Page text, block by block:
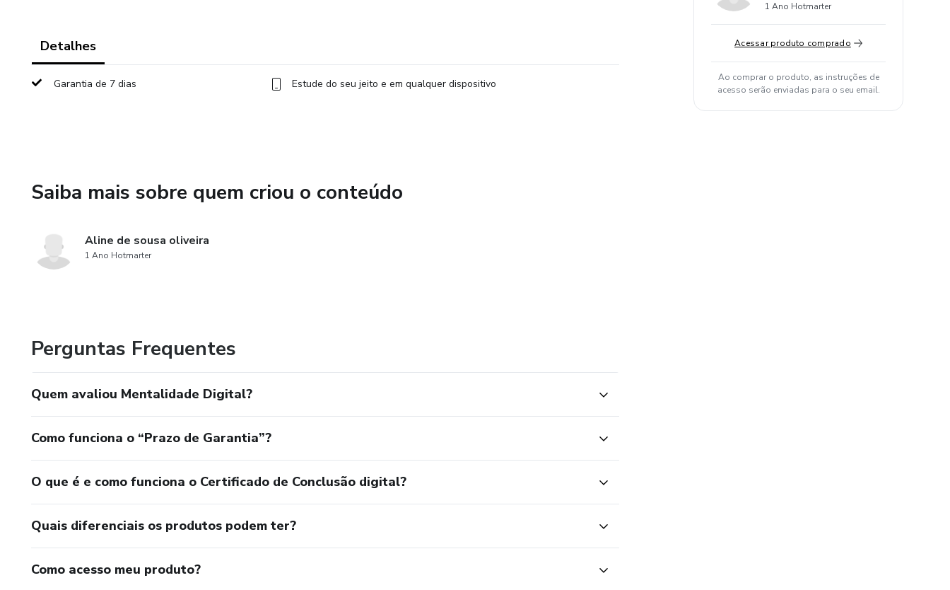
Detalhes
Garantia de 7 dias Estude do seu jeito e em qualquer dispositivo
Saiba mais sobre quem criou o conteúdo
Aline de sousa oliveira
1 Ano Hotmarter
Perguntas Frequentes
Quem avaliou Mentalidade Digital?
Como funciona o “Prazo de Garantia”?
O que é e como funciona o Certificado de Conclusão digital?
Quais diferenciais os produtos podem ter?
Como acesso meu produto?
1 Ano Hotmarter
Acessar produto comprado
Ao comprar o produto, as instruções de
acesso serão enviadas para o seu email.